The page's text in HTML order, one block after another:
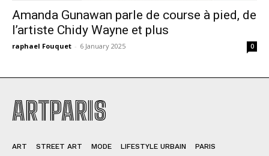
Amanda Gunawan parle de course à pied, de
l’artiste Chidy Wayne et plus
raphael Fouquet - 6 January 2025 0
ARTPARIS
ART STREET ART MODE LIFESTYLE URBAIN PARIS